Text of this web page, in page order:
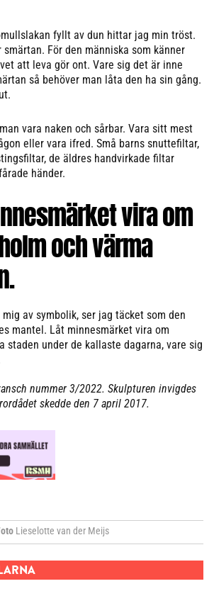
fyllt av dun hittar jag min tröst.
För den människa som känner
att leva gör ont. Vare sig det är inne
så behöver man låta den ha sin gång.
vara naken och sårbar. Vara sitt mest
eller vara ifred. Små barns snuttefiltar,
de äldres handvirkade filtar
händer.
vira om
och värma
av symbolik, ser jag täcket som den
mantel. Låt minnesmärket vira om
staden under de kallaste dagarna, vare sig
nummer 3/2022. Skulpturen invigdes
skedde den 7 april 2017.
Lieselotte van der Meijs